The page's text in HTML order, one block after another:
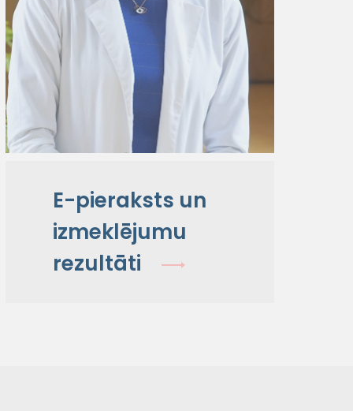
E-pieraksts un
izmeklējumu
rezultāti